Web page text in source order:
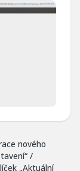
nového
/
„Aktuální